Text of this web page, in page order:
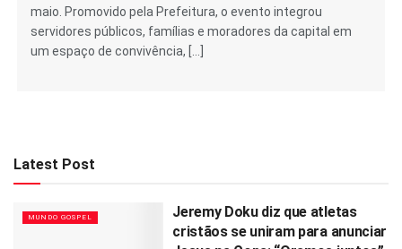
maio. Promovido pela Prefeitura, o evento integrou
servidores públicos, famílias e moradores da capital em
um espaço de convivência, […]
Latest Post
MUNDO GOSPEL
Jeremy Doku diz que atletas
cristãos se uniram para anunciar